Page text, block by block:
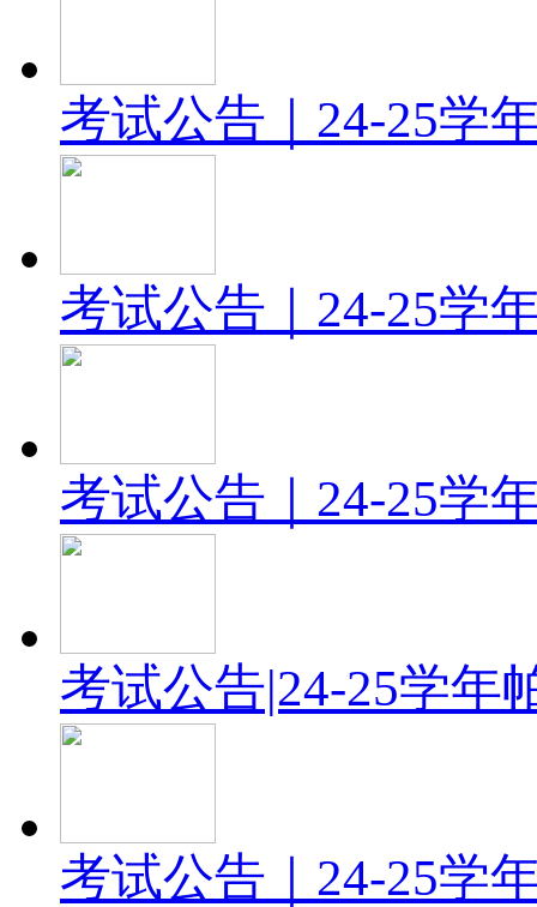
考试公告｜24-25学
考试公告｜24-25学
考试公告｜24-25学
考试公告|24-25学年
考试公告｜24-25学